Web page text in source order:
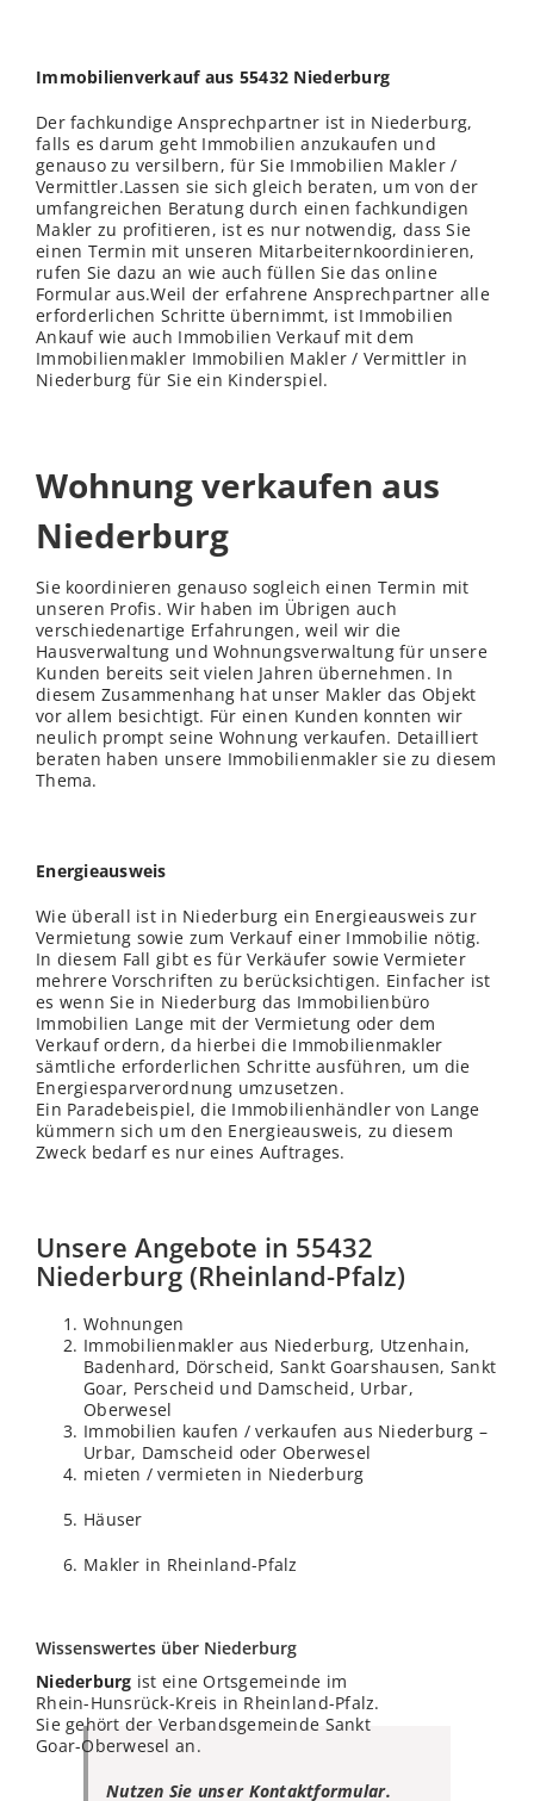
Immobilienverkauf aus 55432 Niederburg
Der fachkundige Ansprechpartner ist in Niederburg,
falls es darum geht Immobilien anzukaufen und
genauso zu versilbern, für Sie Immobilien Makler /
Vermittler.Lassen sie sich gleich beraten, um von der
umfangreichen Beratung durch einen fachkundigen
Makler zu profitieren, ist es nur notwendig, dass Sie
einen Termin mit unseren Mitarbeiternkoordinieren,
rufen Sie dazu an wie auch füllen Sie das online
Formular aus.Weil der erfahrene Ansprechpartner alle
erforderlichen Schritte übernimmt, ist Immobilien
Ankauf wie auch Immobilien Verkauf mit dem
Immobilienmakler Immobilien Makler / Vermittler in
Niederburg für Sie ein Kinderspiel.
Wohnung verkaufen aus
Niederburg
Sie koordinieren genauso sogleich einen Termin mit
unseren Profis. Wir haben im Übrigen auch
verschiedenartige Erfahrungen, weil wir die
Hausverwaltung und Wohnungsverwaltung für unsere
Kunden bereits seit vielen Jahren übernehmen. In
diesem Zusammenhang hat unser Makler das Objekt
vor allem besichtigt. Für einen Kunden konnten wir
neulich prompt seine Wohnung verkaufen. Detailliert
beraten haben unsere Immobilienmakler sie zu diesem
Thema.
Energieausweis
Wie überall ist in Niederburg ein Energieausweis zur
Vermietung sowie zum Verkauf einer Immobilie nötig.
In diesem Fall gibt es für Verkäufer sowie Vermieter
mehrere Vorschriften zu berücksichtigen. Einfacher ist
es wenn Sie in Niederburg das Immobilienbüro
Immobilien Lange mit der Vermietung oder dem
Verkauf ordern, da hierbei die Immobilienmakler
sämtliche erforderlichen Schritte ausführen, um die
Energiesparverordnung umzusetzen.
Ein Paradebeispiel, die Immobilienhändler von Lange
kümmern sich um den Energieausweis, zu diesem
Zweck bedarf es nur eines Auftrages.
Unsere Angebote in 55432
Niederburg (Rheinland-Pfalz)
Wohnungen
Immobilienmakler aus Niederburg, Utzenhain,
Badenhard, Dörscheid, Sankt Goarshausen, Sankt
Goar, Perscheid und Damscheid, Urbar,
Oberwesel
Immobilien kaufen / verkaufen aus Niederburg –
Urbar, Damscheid oder Oberwesel
mieten / vermieten in Niederburg
Häuser
Makler in Rheinland-Pfalz
Wissenswertes über Niederburg
Niederburg ist eine Ortsgemeinde im
Rhein-Hunsrück-Kreis in Rheinland-Pfalz.
Sie gehört der Verbandsgemeinde Sankt
Goar-Oberwesel an.
Nutzen Sie unser Kontaktformular.